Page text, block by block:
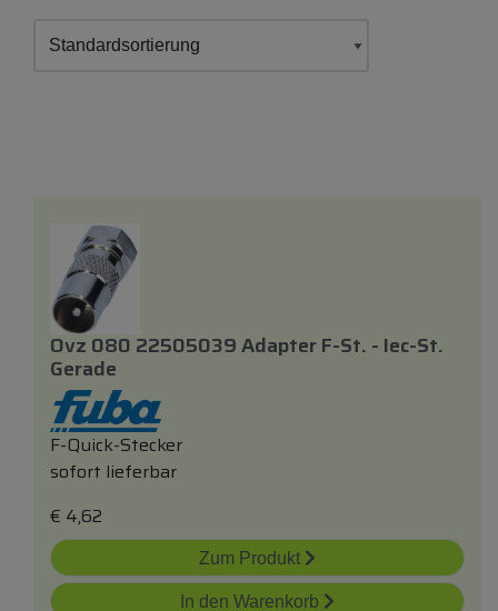
Ovz 080 22505039 Adapter F-St. - Iec-St.
Gerade
F-Quick-Stecker
sofort lieferbar
€ 4,62
Zum Produkt
In den Warenkorb